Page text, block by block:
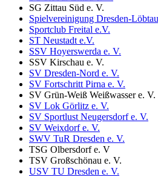
SG Zittau Süd e. V.
Spielvereinigung Dresden-
Sportclub Freital e.V.
ST Neustadt e.V.
SSV Hoyerswerda e. V.
SSV Kirschau e. V.
SV Dresden-Nord e. V.
SV Fortschritt Pirna e. V.
SV Grün-Weiß Weißwasser e. V.
SV Lok Görlitz e. V.
SV Sportlust Neugersdorf e. V.
SV Weixdorf e. V.
SWV TuR Dresden e. V.
TSG Olbersdorf e. V
TSV Großschönau e. V.
USV TU Dresden e. V.